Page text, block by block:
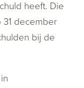
heeft. Die
december
bij de